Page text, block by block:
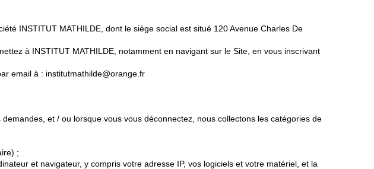
INSTITUT MATHILDE, dont le siège social est situé 120 Avenue Charles De
à INSTITUT MATHILDE, notamment en navigant sur le Site, en vous inscrivant
email à : institutmathilde@orange.fr
et / ou lorsque vous vous déconnectez, nous collectons les catégories de
;
et navigateur, y compris votre adresse IP, vos logiciels et votre matériel, et la